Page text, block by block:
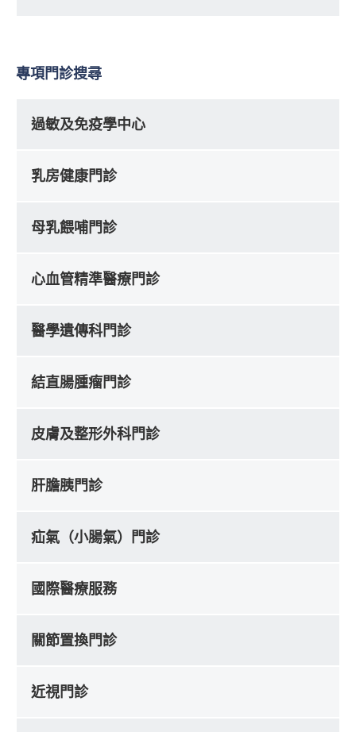
專項門診搜尋
過敏及免疫學中心
乳房健康門診
母乳餵哺門診
心血管精準醫療門診
醫學遺傳科門診
結直腸腫瘤門診
皮膚及整形外科門診
肝膽胰門診
疝氣（小腸氣）門診
國際醫療服務
關節置換門診
近視門診